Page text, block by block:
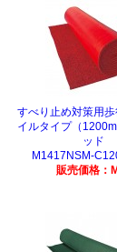
すべり止め対策用歩
イルタイプ（
ッド
M1417NSM-
販売価格：